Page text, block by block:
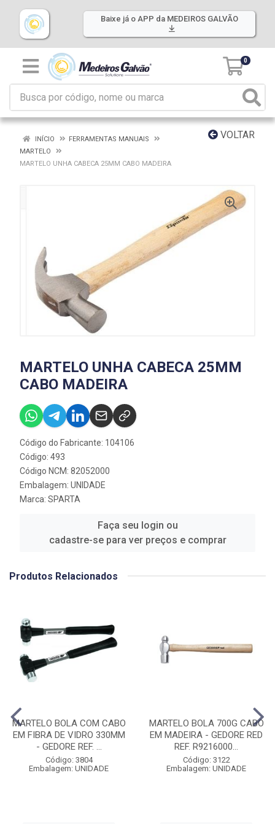
Baixe já o APP da MEDEIROS GALVÃO
0
VOLTAR
INÍCIO
FERRAMENTAS MANUAIS
MARTELO
MARTELO UNHA CABECA 25MM CABO MADEIRA
MARTELO UNHA CABECA 25MM
CABO MADEIRA
Código do Fabricante: 104106
Código: 493
Código NCM: 82052000
Embalagem: UNIDADE
Marca: SPARTA
Faça seu login ou
cadastre-se para ver preços e comprar
Produtos Relacionados
MARTELO BOLA COM CABO
EM FIBRA DE VIDRO 330MM
- GEDORE REF. ...
Código: 3804
Embalagem: UNIDADE
MARTELO BOLA 700G CABO
EM MADEIRA - GEDORE RED
REF. R9216000...
Código: 3122
Embalagem: UNIDADE